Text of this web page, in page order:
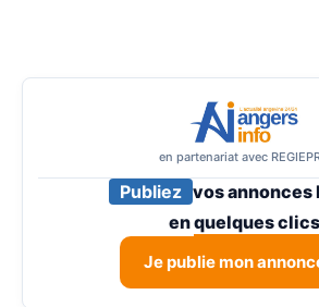
en partenariat avec
Publiez vos annonces
enquelques clics
Je publie mon